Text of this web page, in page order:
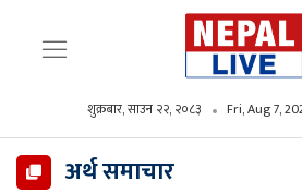
शुक्रबार, साउन २२, २०८३ Fri, Aug 7,
अर्थ समाचार